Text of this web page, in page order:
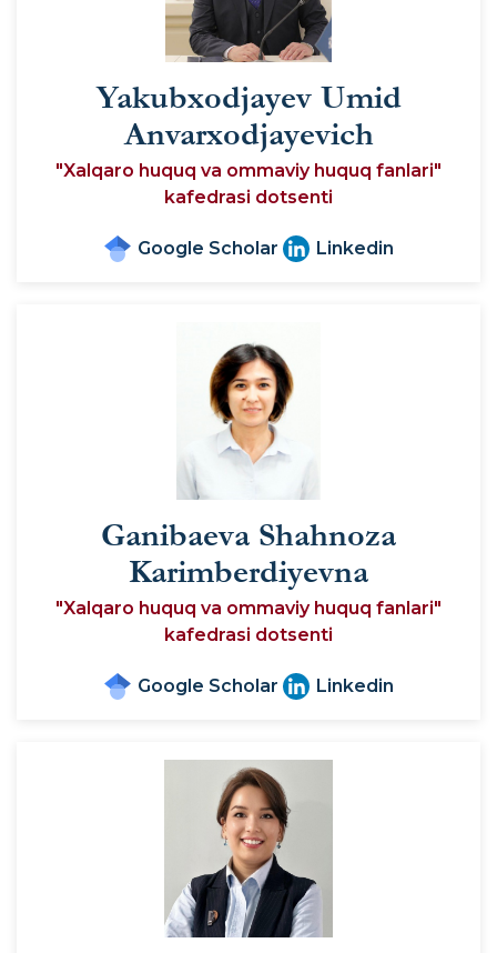
Yakubxodjayev Umid
Anvarxodjayevich
"Xalqaro huquq va ommaviy huquq fanlari"
kafedrasi dotsenti
Google Scholar Linkedin
Ganibaeva Shahnoza
Karimberdiyevna
"Xalqaro huquq va ommaviy huquq fanlari"
kafedrasi dotsenti
Google Scholar Linkedin